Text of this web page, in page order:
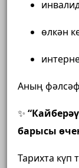
өлкән
Аның
✨
барысы
Тарихта күп